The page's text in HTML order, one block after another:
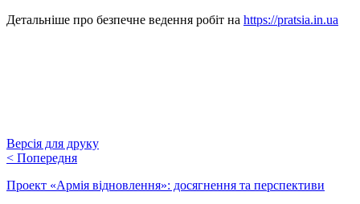
Детальніше про безпечне ведення робіт на https://pratsia.in.ua
Версія для друку
< Попередня
Проект «Армія відновлення»: досягнення та перспективи